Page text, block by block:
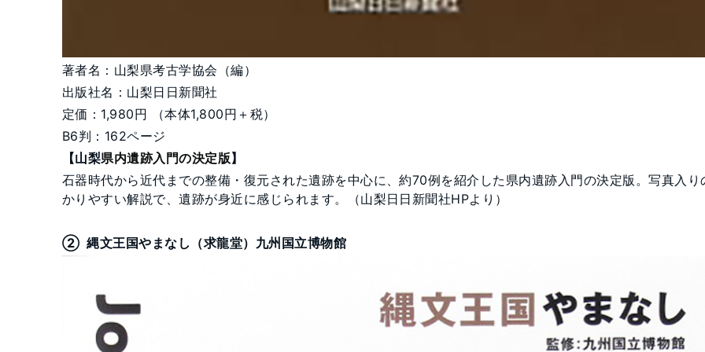
著者名：山梨県考古学協会（編）
出版社名：山梨日日新聞社
定価：1,980円 （本体1,800円＋税）
B6判：162ページ
【山梨県内遺跡入門の決定版】
石器時代から近代までの整備・復元された遺跡を中心に、約70例を紹介した県内遺跡入門の決定版。写真入り
かりやすい解説で、遺跡が身近に感じられます。（山梨日日新聞社HPより）
② 縄文王国やまなし（求龍堂）九州国立博物館